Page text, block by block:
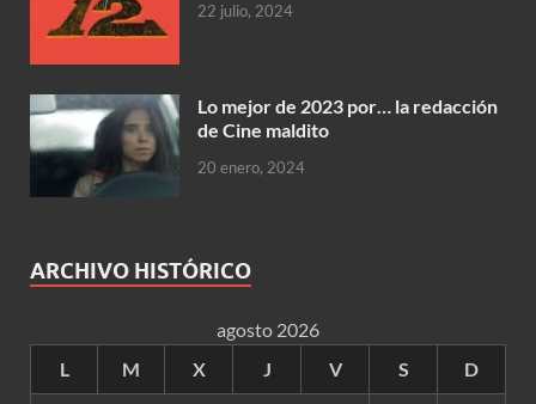
22 julio, 2024
Lo mejor de 2023 por… la redacción
de Cine maldito
20 enero, 2024
ARCHIVO HISTÓRICO
agosto 2026
L
M X J V S D